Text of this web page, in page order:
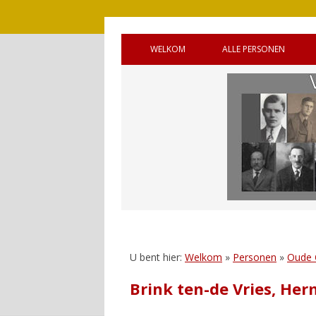
WELKOM ALLE PERSONEN
OUDE GEMEENTE
OUDE GEMEENTE
OUDE GEMEENTE
SQUADRONS
CANADEES
U bent hier: Welkom » Personen » Oude
Brink ten-de Vries,